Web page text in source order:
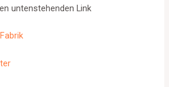
untenstehenden Link